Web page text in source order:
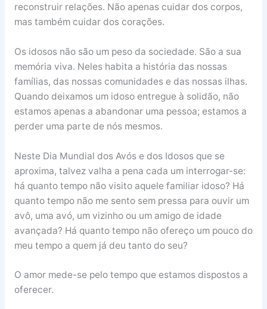
reconstruir relações. Não apenas cuidar dos corpos,
mas também cuidar dos corações.
Os idosos não são um peso da sociedade. São a sua
memória viva. Neles habita a história das nossas
famílias, das nossas comunidades e das nossas ilhas.
Quando deixamos um idoso entregue à solidão, não
estamos apenas a abandonar uma pessoa; estamos a
perder uma parte de nós mesmos.
Neste Dia Mundial dos Avós e dos Idosos que se
aproxima, talvez valha a pena cada um interrogar-se:
há quanto tempo não visito aquele familiar idoso? Há
quanto tempo não me sento sem pressa para ouvir um
avô, uma avó, um vizinho ou um amigo de idade
avançada? Há quanto tempo não ofereço um pouco do
meu tempo a quem já deu tanto do seu?
O amor mede-se pelo tempo que estamos dispostos a
oferecer.